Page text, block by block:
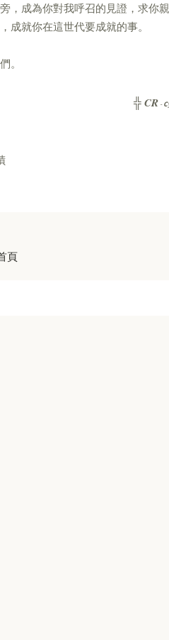
，成為你對我呼召的見證，求你
成就你在這世代要成就的事。
。
╬ CR -C
頁